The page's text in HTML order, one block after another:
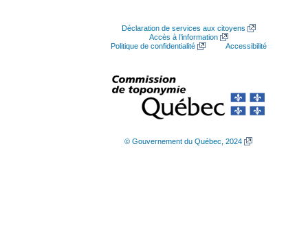
Déclaration de services aux citoyens
Accès à l’information
Politique de confidentialité
Accessibilité
© Gouvernement du Québec, 2024